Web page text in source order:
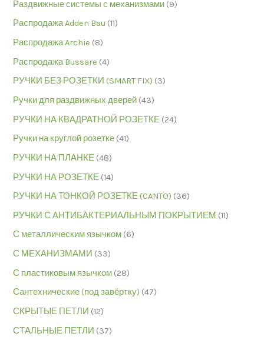
Раздвижные системы с механизмами (9)
Распродажа Adden Bau (11)
Распродажа Archie (8)
Распродажа Bussare (4)
РУЧКИ БЕЗ РОЗЕТКИ (SMART FIX) (3)
Ручки для раздвижных дверей (43)
РУЧКИ НА КВАДРАТНОЙ РОЗЕТКЕ (24)
Ручки на круглой розетке (41)
РУЧКИ НА ПЛАНКЕ (48)
РУЧКИ НА РОЗЕТКЕ (14)
РУЧКИ НА ТОНКОЙ РОЗЕТКЕ (CANTO) (36)
РУЧКИ С АНТИБАКТЕРИАЛЬНЫМ ПОКРЫТИЕМ (11)
С металлическим язычком (6)
С МЕХАНИЗМАМИ (33)
С пластиковым язычком (28)
Сантехнические (под завёртку) (47)
СКРЫТЫЕ ПЕТЛИ (12)
СТАЛЬНЫЕ ПЕТЛИ (37)